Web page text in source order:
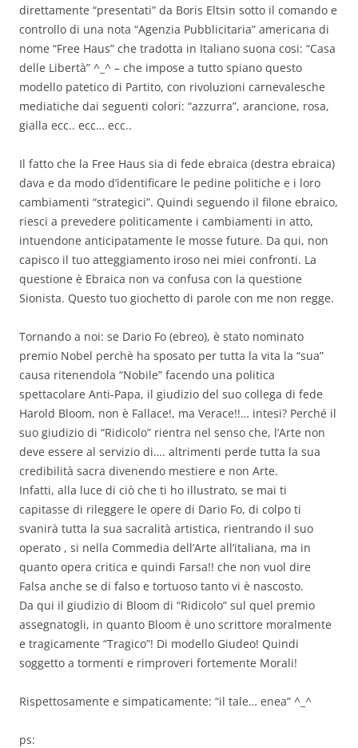
direttamente “presentati” da Boris Eltsin sotto il comando e
controllo di una nota “Agenzia Pubblicitaria” americana di
nome “Free Haus” che tradotta in Italiano suona cosi: “Casa
delle Libertà” ^_^ – che impose a tutto spiano questo
modello patetico di Partito, con rivoluzioni carnevalesche
mediatiche dai seguenti colori: “azzurra”, arancione, rosa,
gialla ecc.. ecc… ecc..
Il fatto che la Free Haus sia di fede ebraica (destra ebraica)
dava e da modo d’identificare le pedine politiche e i loro
cambiamenti “strategici”. Quindi seguendo il filone ebraico,
riesci a prevedere politicamente i cambiamenti in atto,
intuendone anticipatamente le mosse future. Da qui, non
capisco il tuo atteggiamento iroso nei miei confronti. La
questione è Ebraica non va confusa con la questione
Sionista. Questo tuo giochetto di parole con me non regge.
Tornando a noi: se Dario Fo (ebreo), è stato nominato
premio Nobel perchè ha sposato per tutta la vita la “sua”
causa ritenendola “Nobile” facendo una politica
spettacolare Anti-Papa, il giudizio del suo collega di fede
Harold Bloom, non è Fallace!, ma Verace!!… intesi? Perché il
suo giudizio di “Ridicolo” rientra nel senso che, l’Arte non
deve essere al servizio di…. altrimenti perde tutta la sua
credibilità sacra divenendo mestiere e non Arte.
Infatti, alla luce di ciò che ti ho illustrato, se mai ti
capitasse di rileggere le opere di Dario Fo, di colpo ti
svanirà tutta la sua sacralità artistica, rientrando il suo
operato , si nella Commedia dell’Arte all’italiana, ma in
quanto opera critica e quindi Farsa!! che non vuol dire
Falsa anche se di falso e tortuoso tanto vi è nascosto.
Da qui il giudizio di Bloom di “Ridicolo” sul quel premio
assegnatogli, in quanto Bloom è uno scrittore moralmente
e tragicamente “Tragico”! Di modello Giudeo! Quindi
soggetto a tormenti e rimproveri fortemente Morali!
Rispettosamente e simpaticamente: “il tale… enea” ^_^
ps: